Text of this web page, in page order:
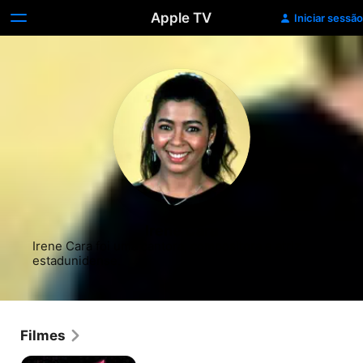
Apple TV Iniciar sessão
Irene Cara foi uma cantora, compositora e atriz
estadunidense.
Filmes